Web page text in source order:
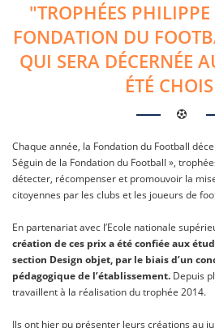
"TROPHÉES
FONDATION DU
QUI SERA DÉCERNÉE
ÉTÉ
Chaque année, la Fondation du Football
Séguin de la Fondation du Football »,
détecter, récompenser et promouvoir la
citoyennes par les clubs et les joueurs de
En partenariat avec l’Ecole nationale
création de ces prix a été confiée aux
section Design objet, par le biais d’un
pédagogique de l’établissement. Depuis
travaillent à la réalisation du trophée 2014.
Ils ont hier pu présenter leurs créations au